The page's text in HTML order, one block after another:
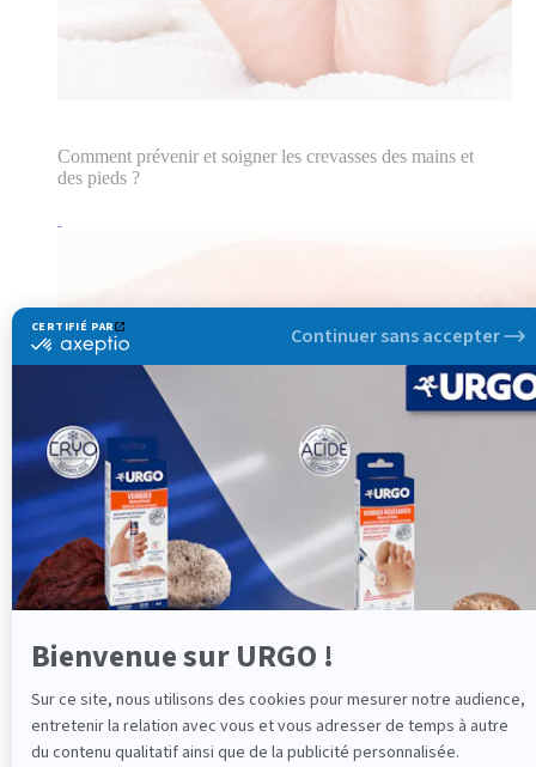
Comment prévenir et soigner les crevasses des mains et
des pieds ?